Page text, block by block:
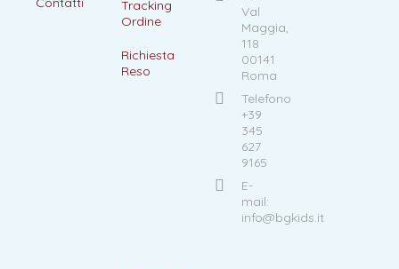
Tracking
Ordine
Richiesta
Reso
Val
Maggia,
118
00141
Roma
Telefono
+39
345
627
9165
E-
mail:
info@bgkids.it